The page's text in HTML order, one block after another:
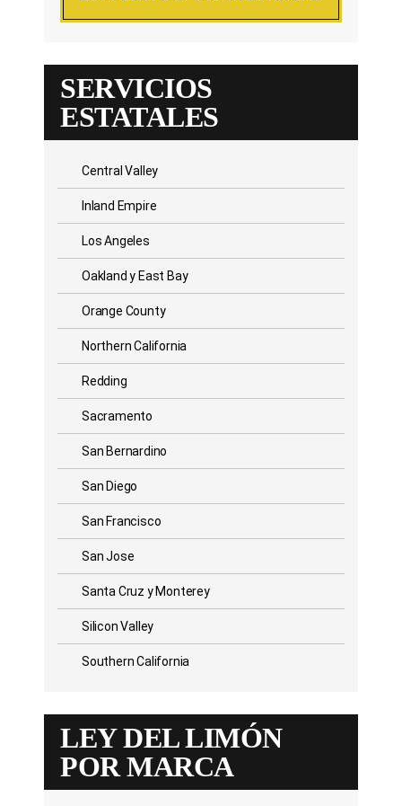
SERVICIOS
ESTATALES
Central Valley
Inland Empire
Los Angeles
Oakland y East Bay
Orange County
Northern California
Redding
Sacramento
San Bernardino
San Diego
San Francisco
San Jose
Santa Cruz y Monterey
Silicon Valley
Southern California
LEY DEL LIMÓN
POR MARCA